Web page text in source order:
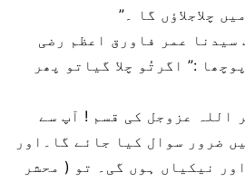
چلاجلاؤں گا ۔”
سیدنا عمر فاورق اعظم رضی
:” اگرتُو چلا گیاتو پھر
اللہ عزوجل کی قسم ! آپ سے
ضرور سوال کیا جائے گا۔اور
نیکیاں ہوں گی۔ تو ( محشر